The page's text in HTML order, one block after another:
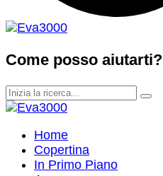
Come posso aiutarti?
Home
Copertina
In Primo Piano